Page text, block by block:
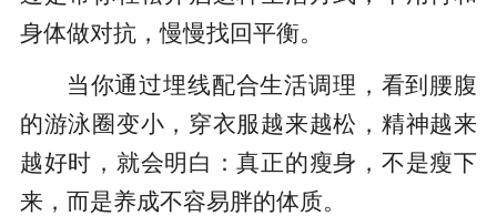
身体做对抗，慢慢找回平衡。
当你通过埋线配合生活调理，看到腰腹
的游泳圈变小，穿衣服越来越松，精神越来
越好时，就会明白：真正的瘦身，不是瘦下
来，而是养成不容易胖的体质。